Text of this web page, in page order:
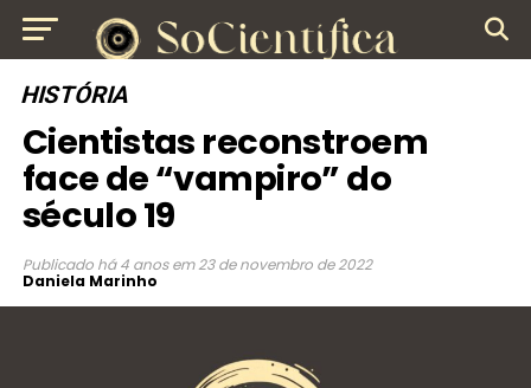
HISTÓRIA
Cientistas reconstroem
face de “vampiro” do
século 19
Publicado há 4 anos em 23 de novembro de 2022
Daniela Marinho